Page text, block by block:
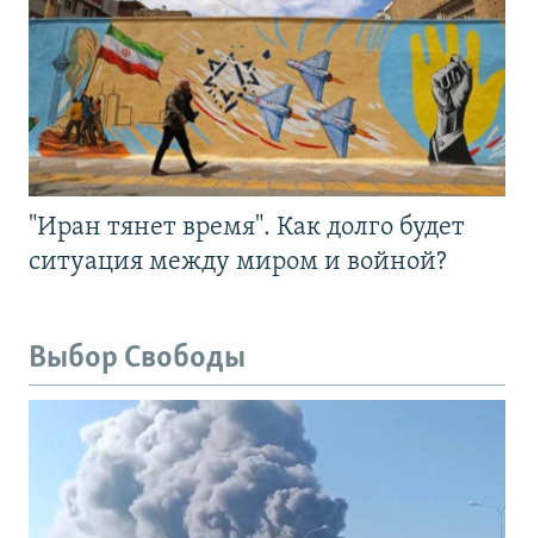
"Иран тянет время". Как долго будет
ситуация между миром и войной?
Выбор Свободы